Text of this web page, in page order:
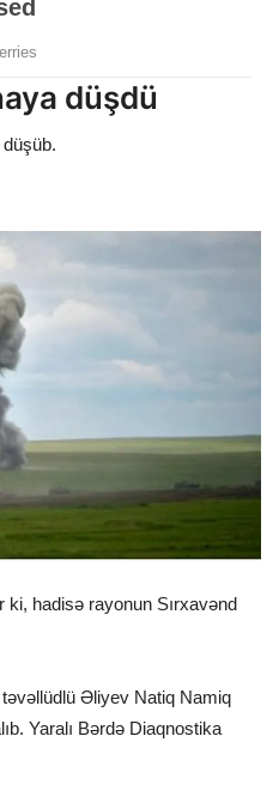
düşdü
ki, hadisə rayonun Sırxavənd
Əliyev Natiq Namiq
Yaralı Bərdə Diaqnostika